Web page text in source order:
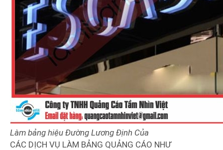
Làm bảng hiệu Đường Lương Định Của
CÁC DỊCH VỤ LÀM BẢNG QUẢNG CÁO NHƯ